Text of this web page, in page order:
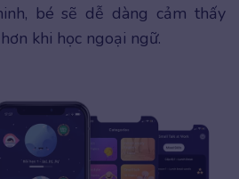
bé sẽ dễ dàng cảm thấy
khi học ngoại ngữ.